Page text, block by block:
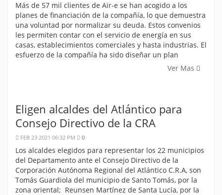
Más de 57 mil clientes de Air-e se han acogido a los
planes de financiación de la compañía, lo que demuestra
una voluntad por normalizar su deuda. Estos convenios
les permiten contar con el servicio de energía en sus
casas, establecimientos comerciales y hasta industrias. El
esfuerzo de la compañía ha sido diseñar un plan
Ver Mas
Eligen alcaldes del Atlántico para
Consejo Directivo de la CRA
FEB 23 2021 06:32 PM 0
Los alcaldes elegidos para representar los 22 municipios
del Departamento ante el Consejo Directivo de la
Corporación Autónoma Regional del Atlántico C.R.A, son
Tomás Guardiola del municipio de Santo Tomás, por la
zona oriental; Reunsen Martínez de Santa Lucía, por la